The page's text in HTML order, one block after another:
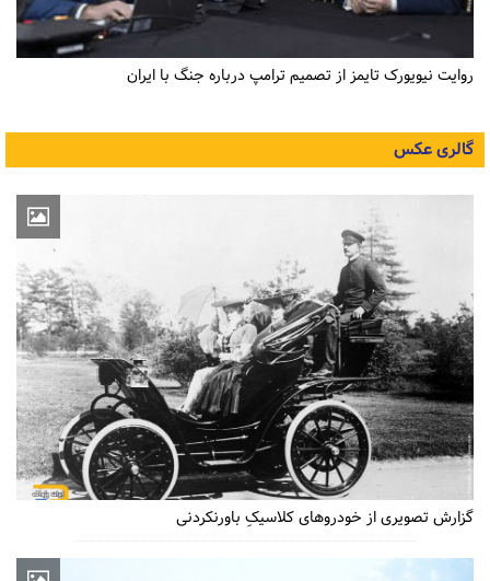
روایت نیویورک تایمز از تصمیم ترامپ درباره جنگ با ایران
گالری عکس
گزارش تصویری از خودروهای کلاسیکِ باورنکردنی